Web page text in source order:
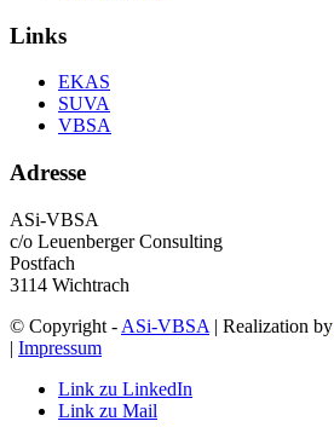
Links
EKAS
SUVA
VBSA
Adresse
ASi-VBSA
c/o Leuenberger Consulting
Postfach
3114 Wichtrach
© Copyright - ASi-VBSA | Realization by
| Impressum
Link zu LinkedIn
Link zu Mail